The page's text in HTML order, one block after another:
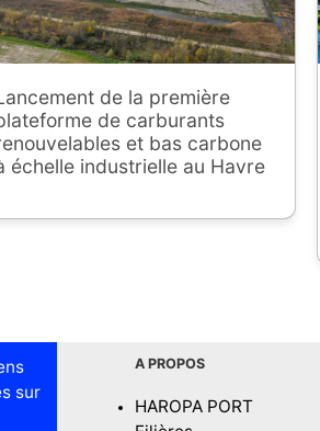
de la première
de carburants
et bas carbone
échelle industrielle au Havre
sur
A PROPOS
HAROPA PORT